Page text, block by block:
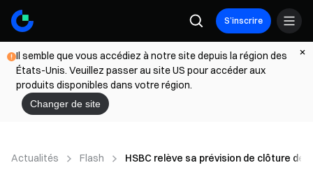
S’inscrire
Il semble que vous accédiez à notre site depuis la région des
États-Unis. Veuillez passer au site US pour accéder aux
produits disponibles dans votre région.
Changer de site
Actualités Flash HSBC relève sa prévision de clôture de